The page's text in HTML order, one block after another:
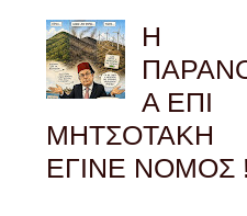
Η
Α ΕΠΙ
ΜΗΤΣΟΤΑΚΗ
ΕΓΙΝΕ ΝΟΜΟΣ